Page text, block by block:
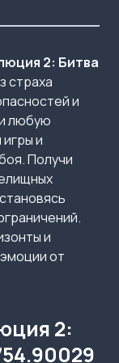
2: Битва
страха
и
любую
и
Получи
и
от
2: